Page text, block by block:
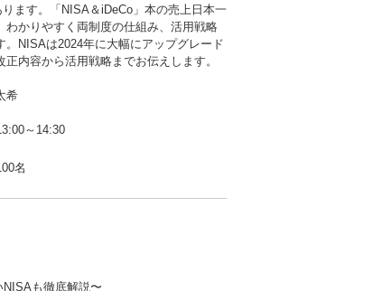
ります。「NISA＆iDeCo」本の売上日本一
わかりやすく両制度の仕組み、活用戦略
。NISAは2024年に大幅にアップグレード
正内容から活用戦略までお伝えします。
希
～14:30
名
NISAも徹底解説〜